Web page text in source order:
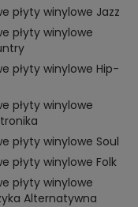
płyty winylowe Jazz
płyty winylowe
płyty winylowe Hip-
płyty winylowe
płyty winylowe Soul
płyty winylowe Folk
płyty winylowe
Alternatywna